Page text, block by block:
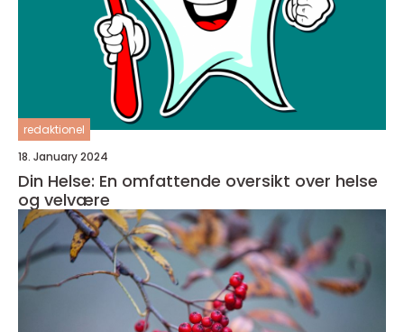
redaktionel
18. January 2024
Din Helse: En omfattende oversikt over helse
og velvære